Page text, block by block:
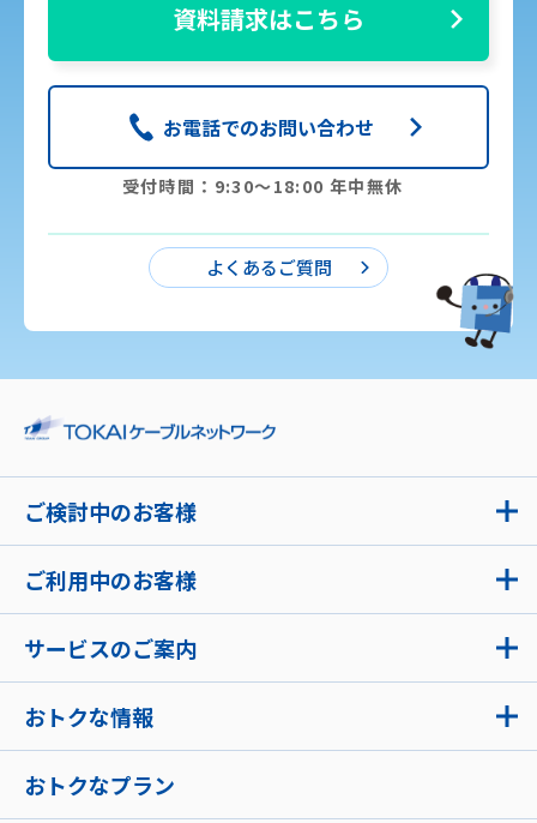
資料請求はこちら
お電話でのお問い合わせ
受付時間：9:30〜18:00 年中無休
よくあるご質問
ご検討中のお客様
ご利用中のお客様
サービスのご案内
おトクな情報
おトクなプラン